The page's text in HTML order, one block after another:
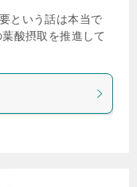
という話は本当で
酸摂取を推進して